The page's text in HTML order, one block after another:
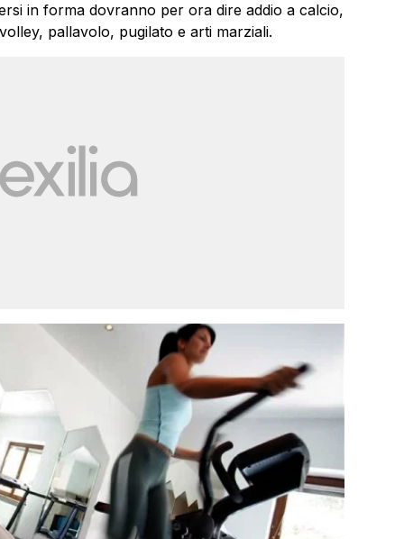
in forma dovranno per ora dire addio a calcio,
pallavolo, pugilato e arti marziali.